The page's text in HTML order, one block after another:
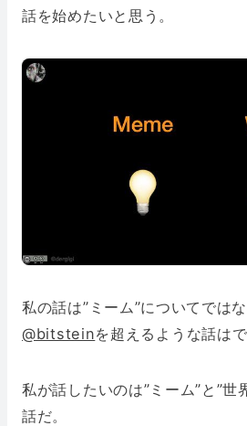
話を始めたいと思う。
私の話は”ミーム”についてでは
@bitsteinを超えるような話は
私が話したいのは”ミーム”と”世
話だ。